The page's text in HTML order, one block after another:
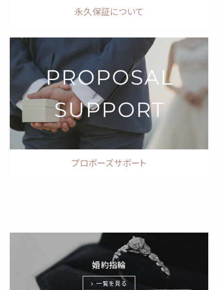
永久保証について
プロポーズサポート
婚約指輪
一覧を見る